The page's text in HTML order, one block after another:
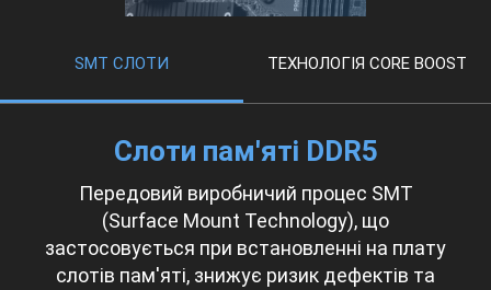
SMT СЛОТИ ТЕХНОЛОГІЯ CORE BOOST
Слоти пам'яті DDR5
Передовий виробничий процес SMT
(Surface Mount Technology), що
застосовується при встановленні на плату
слотів пам'яті, знижує ризик дефектів та